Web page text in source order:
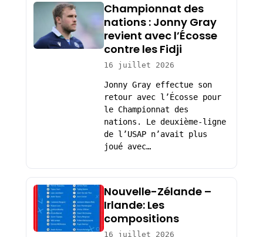
Championnat des
nations : Jonny Gray
revient avec l’Écosse
contre les Fidji
16 juillet 2026
Jonny Gray effectue son
retour avec l’Écosse pour
le Championnat des
nations. Le deuxième-ligne
de l’USAP n’avait plus
joué avec…
Nouvelle-Zélande –
Irlande: Les
compositions
16 juillet 2026